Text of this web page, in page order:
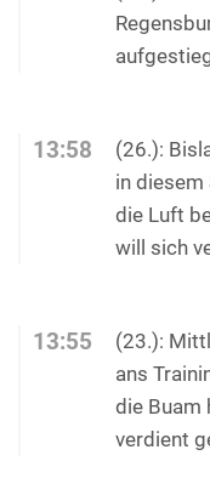
13:58
(26.):
in diesem
die Luft
will sich
13:55
(23.):
ans
die Buam
verdient